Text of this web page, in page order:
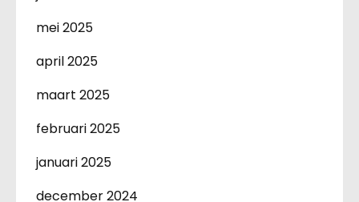
mei 2025
april 2025
maart 2025
februari 2025
januari 2025
december 2024